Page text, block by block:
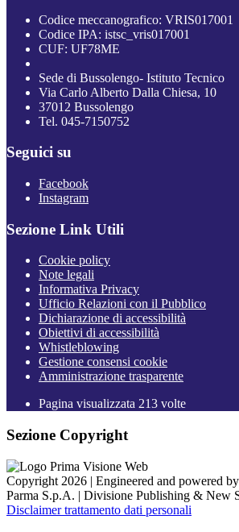
Codice meccanografico: VRIS017001
Codice IPA: istsc_vris017001
CUF: UF78ME
Sede di Bussolengo- Istituto Tecnico
Via Carlo Alberto Dalla Chiesa, 10
37012 Bussolengo
Tel. 045-7150752
Seguici su
Facebook
Instagram
Sezione Link Utili
Cookie policy
Note legali
Informativa Privacy
Ufficio Relazioni con il Pubblico
Dichiarazione di accessibilità
Obiettivi di accessibilità
Whistleblowing
Gestione consensi cookie
Amministrazione trasparente
Pagina visualizzata 213 volte
Sezione Copyright
Copyright 2026 | Engineered and powered
Parma S.p.A. | Divisione Publishing & New
Disclaimer trattamento dati personali